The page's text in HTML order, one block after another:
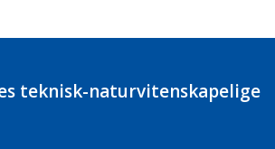
teknisk-naturvitenskapelige